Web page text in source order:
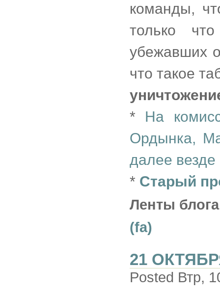
команды,
только
убежавших
что такое
* На
Ордынка,
далее везде
* Старый
Ленты
(fa)
21
Posted Втр,